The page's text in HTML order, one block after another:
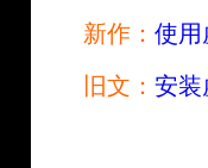
新作： 使用
旧文： 安装